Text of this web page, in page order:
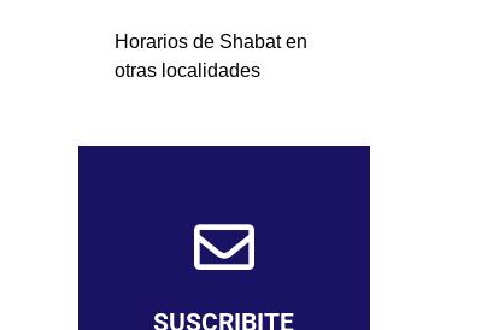
Horarios de Shabat en
otras localidades
SUSCRIBITE
SUSCRIBIRME